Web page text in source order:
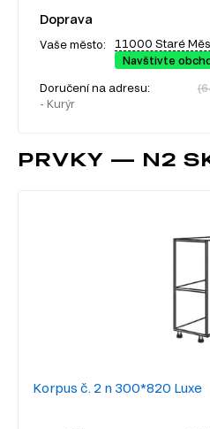
Doprava
Vaše město:
11000 Staré
Navštivte
Doručení na adresu:
- Kurýr
PRVKY — N2
Korpus č. 2 n 300*820 Luxe